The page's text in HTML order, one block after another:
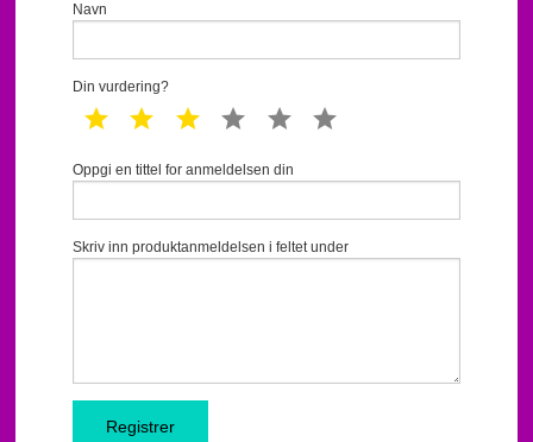
Navn
Din vurdering?
1 star 2 star 3 star 4 star 5 star
Oppgi en tittel for anmeldelsen din
Skriv inn produktanmeldelsen i feltet under